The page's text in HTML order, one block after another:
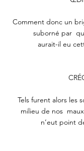
Comment donc un
suborné par
aurait-il eu
Tels furent alors les
milieu de nos
n’eut point